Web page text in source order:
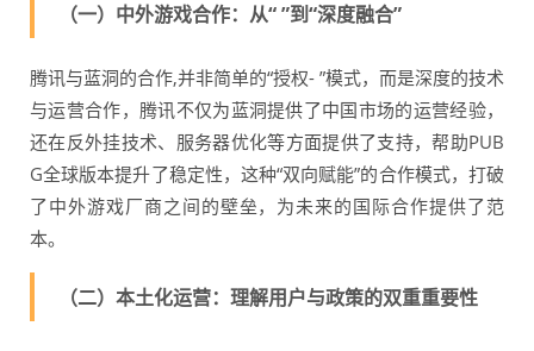
（一）中外游戏合作：从“ ”到“深度融合”
腾讯与蓝洞的合作,并非简单的“授权- ”模式，而是深度的技术
与运营合作，腾讯不仅为蓝洞提供了中国市场的运营经验，
还在反外挂技术、服务器优化等方面提供了支持，帮助PUB
G全球版本提升了稳定性，这种“双向赋能”的合作模式，打破
了中外游戏厂商之间的壁垒，为未来的国际合作提供了范
本。
（二）本土化运营：理解用户与政策的双重重要性